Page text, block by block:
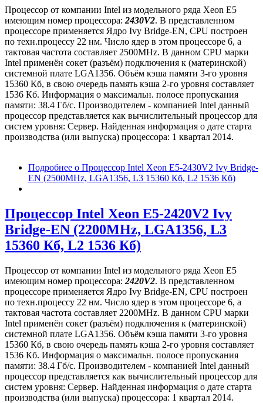
Процессор от компании Intel из модельного ряда Xeon E5
имеющим номер процессора: 2430V2. В представленном
процессоре применяется Ядро Ivy Bridge-EN, CPU построен
по техн.процессу 22 нм. Число ядер в этом процессоре 6, а
тактовая частота составляет 2500MHz. В данном CPU марки
Intel применён сокет (разъём) подключения к (материнской)
системной плате LGA1356. Объём кэша памяти 3-го уровня
15360 Кб, в свою очередь память кэша 2-го уровня составляет
1536 Кб. Информация о максимальн. полосе пропускания
памяти: 38.4 Гб/с. Производителем - компанией Intel данный
процессор представляется как вычислительный процессор для
систем уровня: Сервер. Найденная информация о дате старта
производства (или выпуска) процессора: 1 квартал 2014.
Подробнее о Процессор Intel Xeon E5-2430V2 Ivy Bridge-
EN (2500MHz, LGA1356, L3 15360 Кб, L2 1536 Кб)
Процессор Intel Xeon E5-2420V2 Ivy
Bridge-EN (2200MHz, LGA1356, L3
15360 Кб, L2 1536 Кб)
Процессор от компании Intel из модельного ряда Xeon E5
имеющим номер процессора: 2420V2. В представленном
процессоре применяется Ядро Ivy Bridge-EN, CPU построен
по техн.процессу 22 нм. Число ядер в этом процессоре 6, а
тактовая частота составляет 2200MHz. В данном CPU марки
Intel применён сокет (разъём) подключения к (материнской)
системной плате LGA1356. Объём кэша памяти 3-го уровня
15360 Кб, в свою очередь память кэша 2-го уровня составляет
1536 Кб. Информация о максимальн. полосе пропускания
памяти: 38.4 Гб/с. Производителем - компанией Intel данный
процессор представляется как вычислительный процессор для
систем уровня: Сервер. Найденная информация о дате старта
производства (или выпуска) процессора: 1 квартал 2014.